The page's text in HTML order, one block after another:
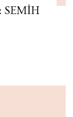
SEMİH